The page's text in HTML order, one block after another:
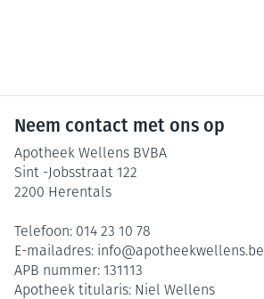
Neem contact met ons op
Apotheek Wellens BVBA
Sint -Jobsstraat 122
2200 Herentals
Telefoon: 014 23 10 78
E-mailadres: info@apotheekwellens.be
APB nummer: 131113
Apotheek titularis: Niel Wellens